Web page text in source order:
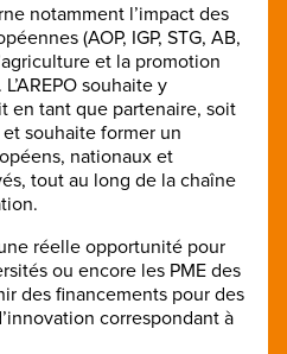
notamment l’impact des
(AOP, IGP, STG, AB,
et la promotion
souhaite y
en tant que partenaire, soit
souhaite former un
nationaux et
tout au long de la chaîne
réelle opportunité pour
ou encore les PME des
des financements pour des
correspondant à